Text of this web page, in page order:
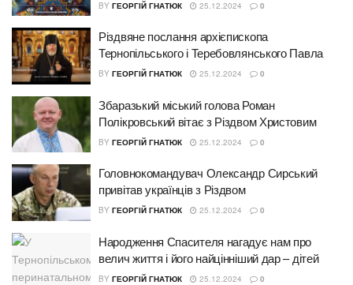
BY ГЕОРГІЙ ГНАТЮК 25.12.2024 0
Різдвяне послання архієпископа
Тернопільського і Теребовлянського Павла
BY ГЕОРГІЙ ГНАТЮК 25.12.2024 0
Збаразький міський голова Роман
Полікровський вітає з Різдвом Христовим
BY ГЕОРГІЙ ГНАТЮК 25.12.2024 0
Головнокомандувач Олександр Сирський
привітав українців з Різдвом
BY ГЕОРГІЙ ГНАТЮК 25.12.2024 0
Народження Спасителя нагадує нам про
велич життя і його найцінніший дар – дітей
BY ГЕОРГІЙ ГНАТЮК 25.12.2024 0